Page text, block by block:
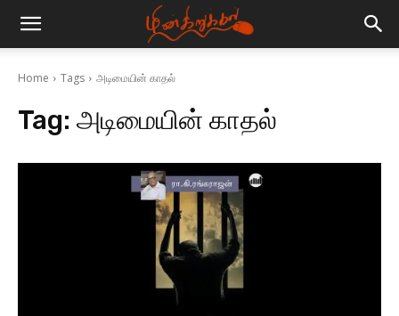
Home Tags அடிமையின் காதல்
Tag: அடிமையின் காதல்